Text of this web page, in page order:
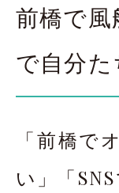
前橋で
で自分
「前橋で
い」「